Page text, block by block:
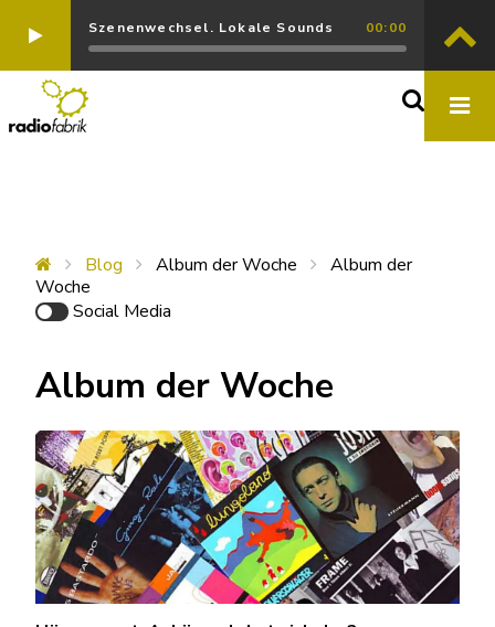
Szenenwechsel. Lokale Sounds 00:00
Blog Album der Woche
Album der
Woche
Social Media
Album der Woche